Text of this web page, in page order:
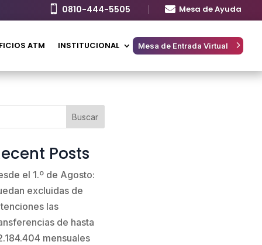
 0810-444-5505  Mesa de Ayuda
ATM INSTITUCIONAL Mesa de Entrada Virtual
Buscar
Posts
el 1.º de Agosto:
excluidas de
las
de hasta
mensuales